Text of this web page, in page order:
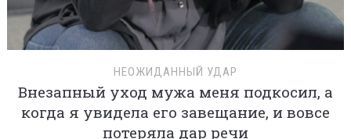
НЕОЖИДАННЫЙ УДАР
Внезапный уход мужа меня подкосил, а
когда я увидела его завещание, и вовсе
потеряла дар речи